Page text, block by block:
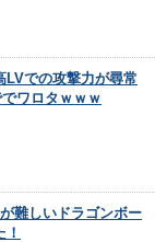
LVでの攻撃力が尋常
ワロタｗｗｗ
難しいドラゴンボー